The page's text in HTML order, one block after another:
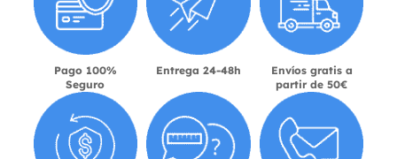
Pago 100%
Seguro
Entrega 24-48h
Envíos gratis a
partir de 50€